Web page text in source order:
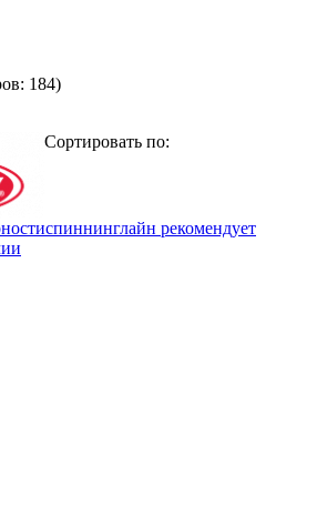
184)
Сортировать по:
спиннинглайн рекомендует